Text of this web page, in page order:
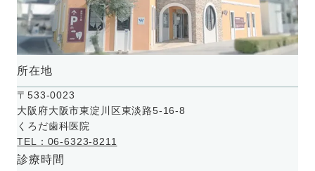
所在地
〒533-0023
大阪府大阪市東淀川区東淡路5-16-8
くろだ歯科医院
TEL：06-6323-8211
診療時間